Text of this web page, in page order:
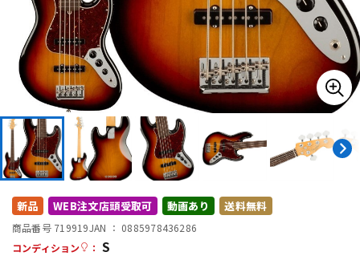
アンプ エフェクター
DJ機器 DTM
DTM オンライン納品 レコーディング機器
配信/ライブ機器 楽器アクセサリ
新品 WEB注文店頭受取可 動画あり 送料無料
商品番号 719919JAN ： 0885978436286
コンディション
： S